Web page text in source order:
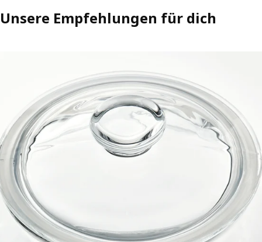
Unsere Empfehlungen für dich